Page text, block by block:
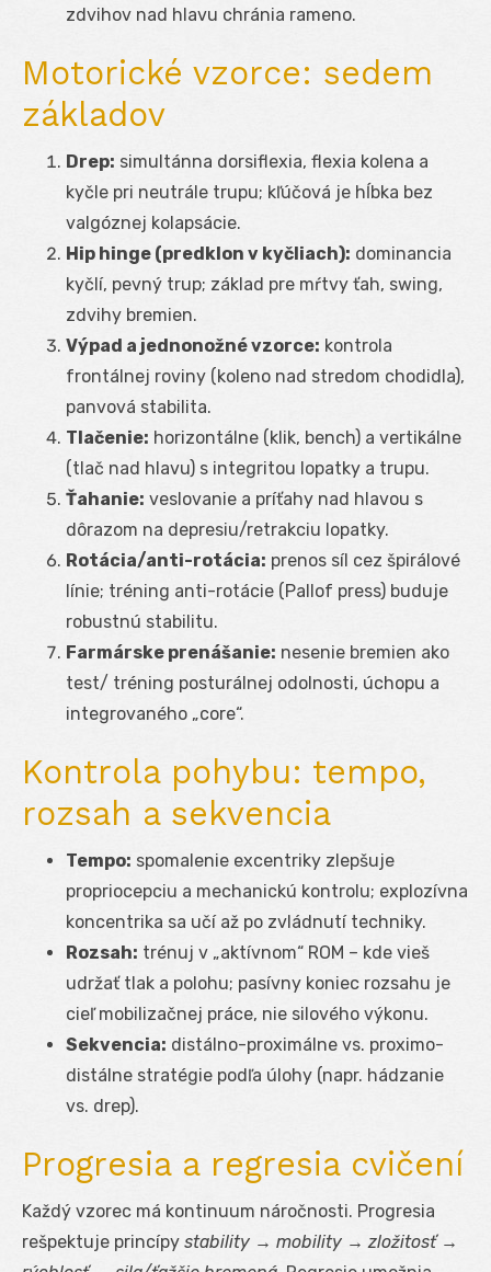
zdvihov nad hlavu chránia rameno.
Motorické vzorce: sedem
základov
Drep: simultánna dorsiflexia, flexia kolena a
kyčle pri neutrále trupu; kľúčová je hĺbka bez
valgóznej kolapsácie.
Hip hinge (predklon v kyčliach): dominancia
kyčlí, pevný trup; základ pre mŕtvy ťah, swing,
zdvihy bremien.
Výpad a jednonožné vzorce: kontrola
frontálnej roviny (koleno nad stredom chodidla),
panvová stabilita.
Tlačenie: horizontálne (klik, bench) a vertikálne
(tlač nad hlavu) s integritou lopatky a trupu.
Ťahanie: veslovanie a príťahy nad hlavou s
dôrazom na depresiu/retrakciu lopatky.
Rotácia/anti-rotácia: prenos síl cez špirálové
línie; tréning anti-rotácie (Pallof press) buduje
robustnú stabilitu.
Farmárske prenášanie: nesenie bremien ako
test/ tréning posturálnej odolnosti, úchopu a
integrovaného „core“.
Kontrola pohybu: tempo,
rozsah a sekvencia
Tempo: spomalenie excentriky zlepšuje
propriocepciu a mechanickú kontrolu; explozívna
koncentrika sa učí až po zvládnutí techniky.
Rozsah: trénuj v „aktívnom“ ROM – kde vieš
udržať tlak a polohu; pasívny koniec rozsahu je
cieľ mobilizačnej práce, nie silového výkonu.
Sekvencia: distálno-proximálne vs. proximo-
distálne stratégie podľa úlohy (napr. hádzanie
vs. drep).
Progresia a regresia cvičení
Každý vzorec má kontinuum náročnosti. Progresia
rešpektuje princípy stability → mobility → zložitosť →